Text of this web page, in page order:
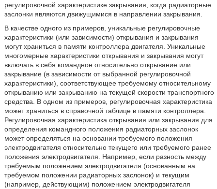
регулировочной характеристике закрывания, когда радиаторные
заслонки являются движущимися в направлении закрывания.
В качестве одного из примеров, уникальные регулировочные
характеристики (или зависимости) открывания и закрывания
могут храниться в памяти контроллера двигателя. Уникальные
многомерные характеристики открывания и закрывания могут
включать в себя командное относительно открывание или
закрывание (в зависимости от выбранной регулировочной
характеристики), соответствующее требуемому относительному
открыванию или закрыванию на текущей скорости транспортного
средства. В одном из примеров, регулировочная характеристика
может храниться в справочной таблице в памяти контроллера.
Регулировочная характеристика открывания или закрывания для
определения командного положения радиаторных заслонок
может определяться на основании требуемого положения
электродвигателя относительно текущего или требуемого ранее
положения электродвигателя. Например, если разность между
требуемым положением электродвигателя (основанным на
требуемом положении радиаторных заслонок) и текущим
(например, действующим) положением электродвигателя